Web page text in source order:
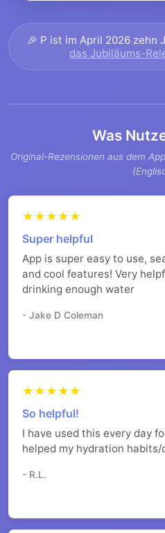
🎉 P ist im April 2026 zehn
das Jubiläums-
Was
Original-Rezensionen aus dem
★★★★★
Super helpful
App is super easy to use,
and cool features! Very
drinking enough water
- Jake D Coleman
★★★★★
So helpful!
I have used this every day
helped my hydration
- R.L.